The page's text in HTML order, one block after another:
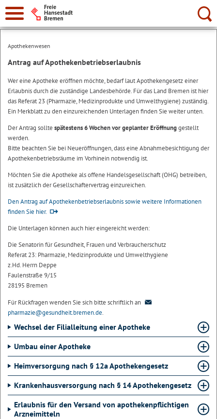
Suche:
Apothekenwesen
Antrag auf Apothekenbetriebserlaubnis
Wer eine Apotheke eröffnen möchte, bedarf laut Apothekengesetz einer
Erlaubnis durch die zuständige Landesbehörde. Für das Land Bremen ist hier
das Referat 23 (Pharmazie, Medizinprodukte und Umwelthygiene) zuständig.
Ein Merkblatt zu den einzureichenden Unterlagen finden Sie weiter unten.
Der Antrag sollte spätestens 6 Wochen vor geplanter Eröffnunggestellt
werden.
Bitte beachten Sie bei Neueröffnungen, dass eine Abnahmebesichtigung der
Apothekenbetriebsräume im Vorhinein notwendig ist.
Möchten Sie die Apotheke als offene Handelsgesellschaft (OHG) betreiben,
ist zusätzlich der Gesellschaftervertrag einzureichen.
Den Antrag auf Apothekenbetriebserlaubnis sowie weitere Informationen
finden Sie hier.
Die Unterlagen können auch hier eingereicht werden:
Die Senatorin für Gesundheit, Frauen und Verbraucherschutz
Referat 23: Pharmazie, Medizinprodukte und Umwelthygiene
z.Hd. Herrn Deppe
Faulenstraße 9/15
28195 Bremen
Für Rückfragen wenden Sie sich bitte schriftlich an
pharmazie@gesundheit.bremen.de.
Wechsel der Filialleitung einer Apotheke
Umbau einer Apotheke
Heimversorgung nach § 12a Apothekengesetz
Krankenhausversorgung nach § 14 Apothekengesetz
Erlaubnis für den Versand von apothekenpflichtigen
Arzneimitteln